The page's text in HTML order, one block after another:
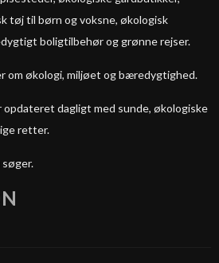
tøj til børn og voksne, økologisk
boligtilbehør og grønne rejser.
om økologi, miljøet og bæredygtighed.
dagligt med sunde, økologiske
retter.
søger.